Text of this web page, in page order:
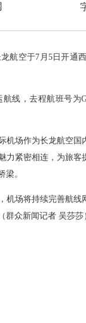
空于7月5日开通
，去程航班号为
场作为长龙航空国
力紧密相连，为旅
梁。
将持续完善航线
众新闻记者 吴莎莎